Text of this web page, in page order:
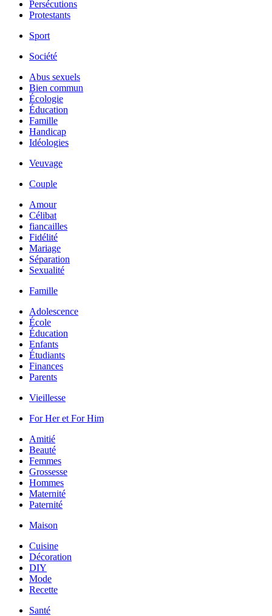
Persécutions
Protestants
Sport
Société
Abus sexuels
Bien commun
Écologie
Éducation
Famille
Handicap
Idéologies
Veuvage
Couple
Amour
Célibat
fiancailles
Fidélité
Mariage
Séparation
Sexualité
Famille
Adolescence
École
Éducation
Enfants
Étudiants
Finances
Parents
Vieillesse
For Her et For Him
Amitié
Beauté
Femmes
Grossesse
Hommes
Maternité
Paternité
Maison
Cuisine
Décoration
DIY
Mode
Recette
Santé